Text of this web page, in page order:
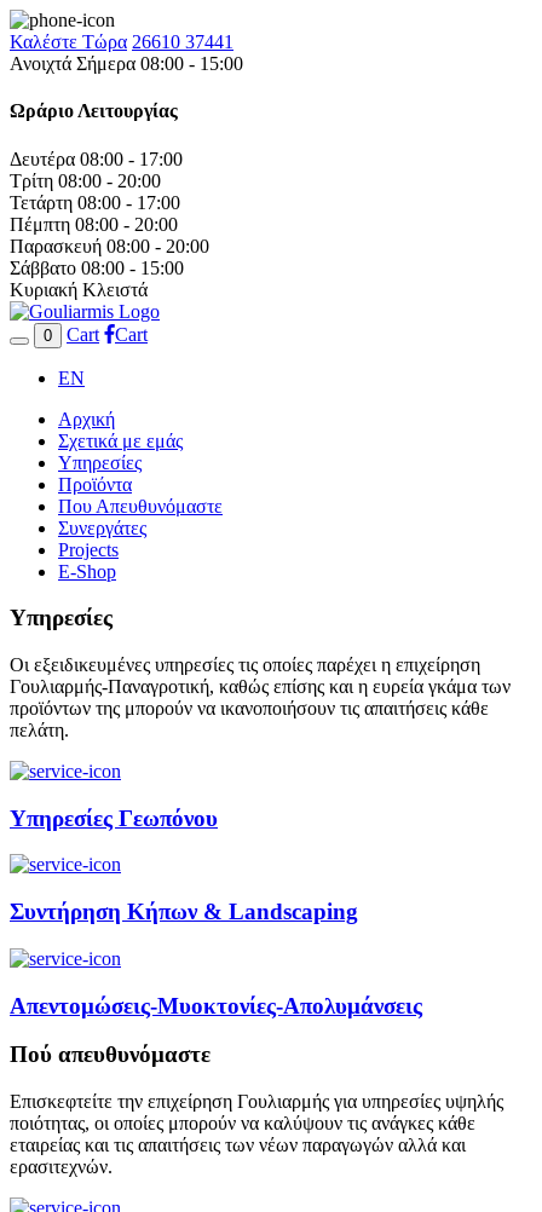
Καλέστε Τώρα 26610 37441
Ανοιχτά Σήμερα 08:00 - 15:00
Ωράριο Λειτουργίας
Δευτέρα 08:00 - 17:00
Τρίτη 08:00 - 20:00
Τετάρτη 08:00 - 17:00
Πέμπτη 08:00 - 20:00
Παρασκευή 08:00 - 20:00
Σάββατο 08:00 - 15:00
Κυριακή Κλειστά
0 Cart Cart
EN
Αρχική
Σχετικά με εμάς
Υπηρεσίες
Προϊόντα
Που Απευθυνόμαστε
Συνεργάτες
Projects
E-Shop
Υπηρεσίες
Οι εξειδικευμένες υπηρεσίες τις οποίες παρέχει η επιχείρηση
Γουλιαρμής-Παναγροτική, καθώς επίσης και η ευρεία γκάμα των
προϊόντων της μπορούν να ικανοποιήσουν τις απαιτήσεις κάθε
πελάτη.
Υπηρεσίες Γεωπόνου
Συντήρηση Κήπων & Landscaping
Απεντομώσεις-Μυοκτονίες-Απολυμάνσεις
Πού απευθυνόμαστε
Επισκεφτείτε την επιχείρηση Γουλιαρμής για υπηρεσίες υψηλής
ποιότητας, οι οποίες μπορούν να καλύψουν τις ανάγκες κάθε
εταιρείας και τις απαιτήσεις των νέων παραγωγών αλλά και
ερασιτεχνών.